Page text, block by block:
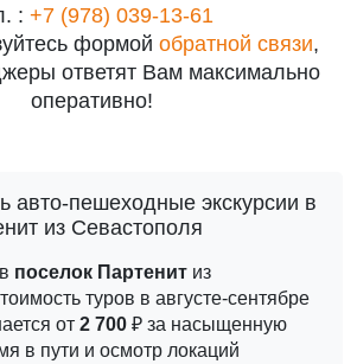
: +7 (978) 039-13-61
формой обратной связи,
ответят Вам максимально
оперативно!
авто-пешеходные экскурсии в
из Севастополя
поселок Партенит из
туров в августе-сентябре
от 2 700 ₽ за насыщенную
в пути и осмотр локаций